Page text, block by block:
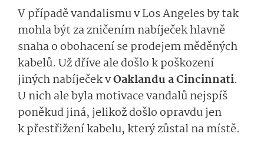
V případě vandalismu v Los Angeles by tak
mohla být za zničením nabíječek hlavně
snaha o obohacení se prodejem měděných
kabelů. Už dříve ale došlo k poškození
jiných nabíječek vOaklandu a Cincinnati.
U nich ale byla motivace vandalů nejspíš
poněkud jiná, jelikož došlo opravdu jen
k přestřižení kabelu, který zůstal na místě.